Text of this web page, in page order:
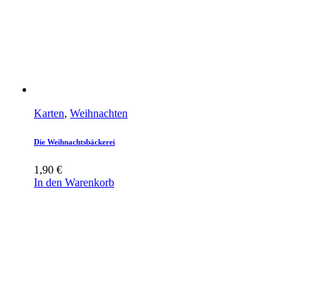
Karten, Weihnachten
Die Weihnachtsbäckerei
1,90 €
In den Warenkorb